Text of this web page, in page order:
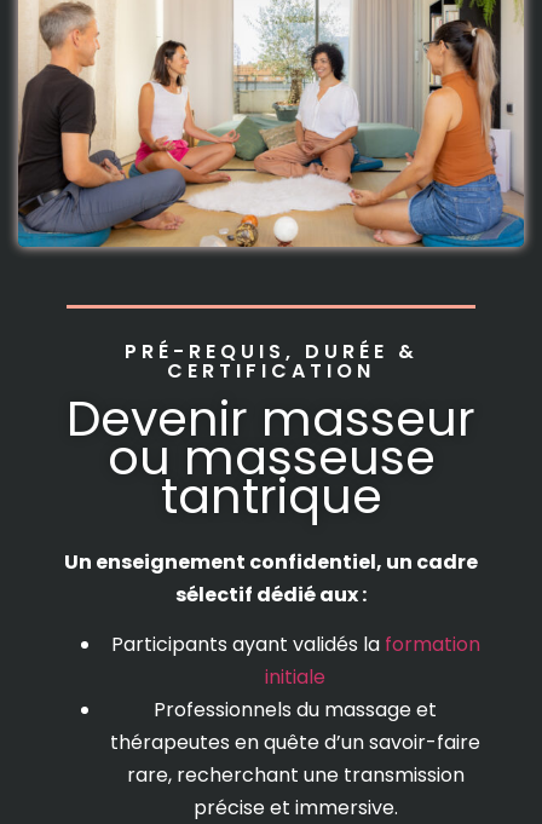
PRÉ-REQUIS, DURÉE &
CERTIFICATION
Devenir masseur
ou masseuse
tantrique
Un enseignement confidentiel, un cadre
sélectif dédié aux :
Participants ayant validés la formation
initiale
Professionnels du massage et
thérapeutes en quête d’un savoir-faire
rare, recherchant une transmission
précise et immersive.